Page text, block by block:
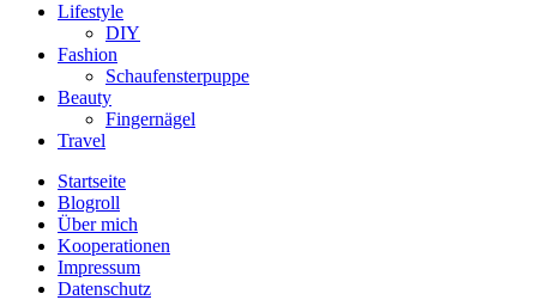
Lifestyle
DIY
Fashion
Schaufensterpuppe
Beauty
Fingernägel
Travel
Startseite
Blogroll
Über mich
Kooperationen
Impressum
Datenschutz